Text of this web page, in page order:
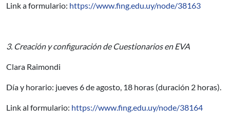
Link a formulario: https://www.fing.edu.uy/node/38163
3. Creación y configuración de Cuestionarios en EVA
Clara Raimondi
Día y horario: jueves 6 de agosto, 18 horas (duración 2 horas).
Link al formulario: https://www.fing.edu.uy/node/38164